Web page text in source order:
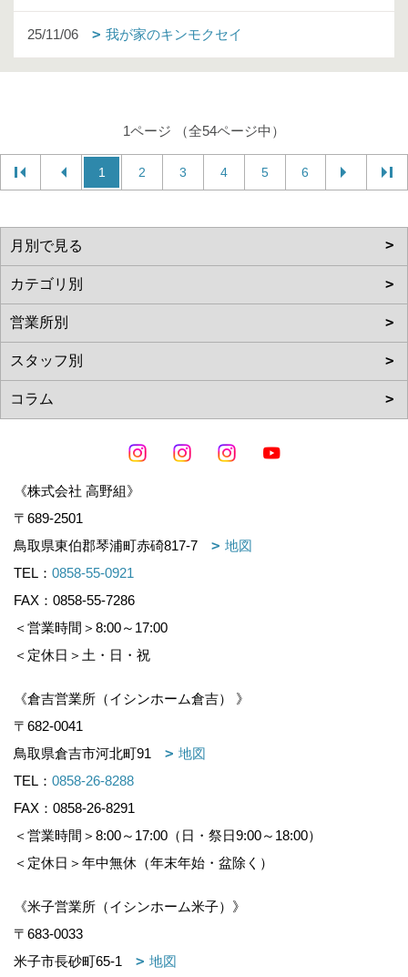
25/11/06 我が家のキンモクセイ
1ページ （全54ページ中）
1 2 3 4 5 6
《株式会社 高野組》
〒689-2501
鳥取県東伯郡琴浦町赤碕817-7
地図
TEL： 0858-55-0921
FAX：0858-55-7286
＜営業時間＞8:00～17:00
＜定休日＞土・日・祝
《倉吉営業所（イシンホーム倉吉） 》
〒682-0041
鳥取県倉吉市河北町91
地図
TEL： 0858-26-8288
FAX：0858-26-8291
＜営業時間＞8:00～17:00（日・祭日9:00～18:00）
＜定休日＞年中無休（年末年始・盆除く）
《米子営業所（イシンホーム米子）》
〒683-0033
米子市長砂町65-1
地図